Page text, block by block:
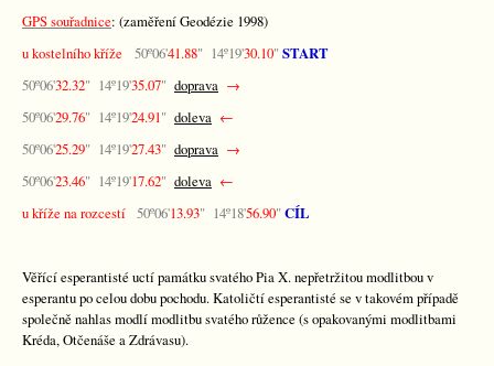
GPS souřadnice: (zaměření Geodézie 1998)
u kostelního kříže 50º06'41.88" 14º19'30.10" START
50º06'32.32" 14º19'35.07" doprava →
50º06'29.76" 14º19'24.91" doleva ←
50º06'25.29" 14º19'27.43" doprava →
50º06'23.46" 14º19'17.62" doleva ←
u kříže na rozcestí 50º06'13.93" 14º18'56.90" CÍL
Věřící esperantisté uctí památku svatého Pia X. nepřetržitou modlitbou v
esperantu po celou dobu pochodu. Katoličtí esperantisté se v takovém případě
společně nahlas modlí modlitbu svatého růžence (s opakovanými modlitbami
Kréda, Otčenáše a Zdrávasu).